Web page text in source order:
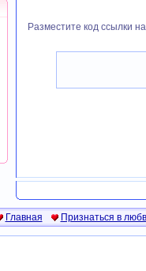
Разместите код ссылки
Главная Признаться в